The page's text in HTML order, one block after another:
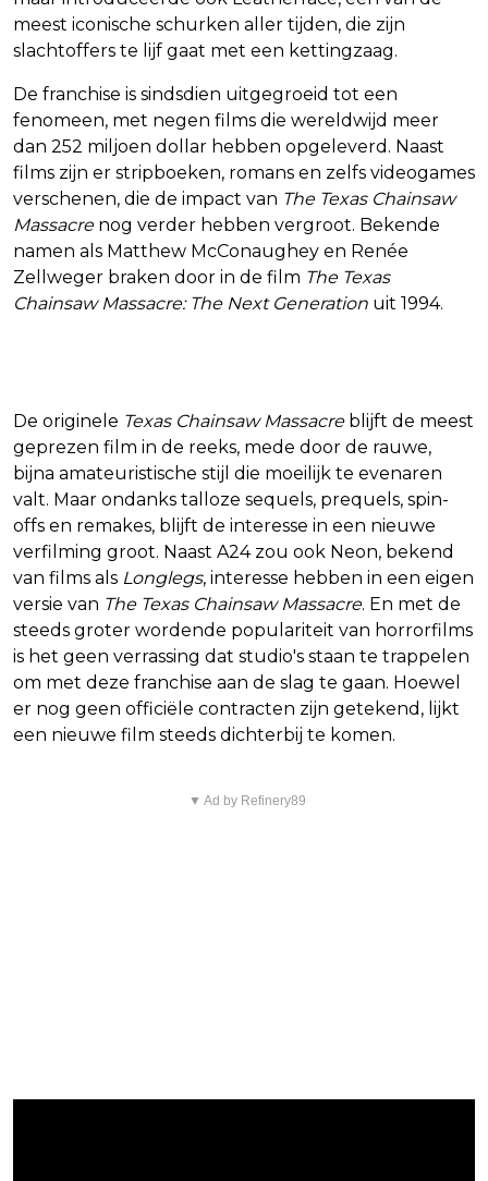
meest iconische schurken aller tijden, die zijn
slachtoffers te lijf gaat met een kettingzaag.
De franchise is sindsdien uitgegroeid tot een
fenomeen, met negen films die wereldwijd meer
dan 252 miljoen dollar hebben opgeleverd. Naast
films zijn er stripboeken, romans en zelfs videogames
verschenen, die de impact van The Texas Chainsaw
Massacrenog verder hebben vergroot. Bekende
namen als Matthew McConaughey en Renée
Zellweger braken door in de film The Texas
Chainsaw Massacre: The Next Generation uit 1994.
De originele Texas Chainsaw Massacreblijft de meest
geprezen film in de reeks, mede door de rauwe,
bijna amateuristische stijl die moeilijk te evenaren
valt. Maar ondanks talloze sequels, prequels, spin-
offs en remakes, blijft de interesse in een nieuwe
verfilming groot. Naast A24 zou ook Neon, bekend
van films als Longlegs, interesse hebben in een eigen
versie van The Texas Chainsaw Massacre. En met de
steeds groter wordende populariteit van horrorfilms
is het geen verrassing dat studio's staan te trappelen
om met deze franchise aan de slag te gaan. Hoewel
er nog geen officiële contracten zijn getekend, lijkt
een nieuwe film steeds dichterbij te komen.
▼ Ad by Refinery89